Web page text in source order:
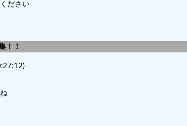
ださい
！！